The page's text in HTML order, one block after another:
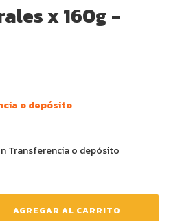
x 160g -
o depósito
Transferencia o depósito